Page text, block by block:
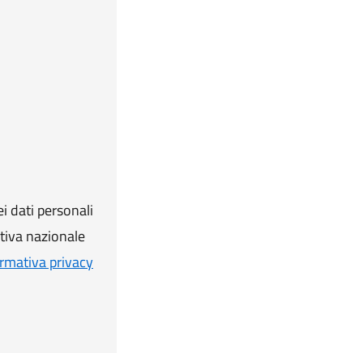
dati personali
nazionale
privacy